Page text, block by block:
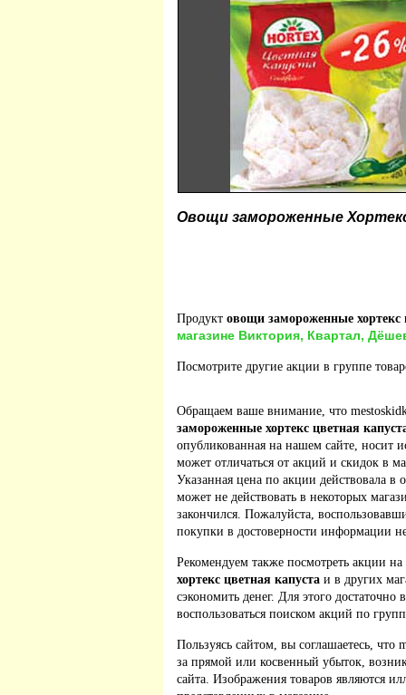
Овощи замороженные
Продукт овощи замороженные хортекс
магазине Виктория, Квартал,
Посмотрите другие акции в группе
Обращаем ваше внимание, что
замороженные хортекс цветная
опубликованная на нашем сайте, носит
может отличаться от акций и скидок в
Указанная цена по акции действовала в
может не действовать в некоторых
закончился. Пожалуйста,
покупки в достоверности информации
Рекомендуем также посмотреть акции
хортекс цветная капуста и в других
сэкономить денег. Для этого
воспользоваться поиском акций по
Пользуясь сайтом, вы соглашаетесь, что
за прямой или косвенный убыток,
сайта. Изображения товаров являются